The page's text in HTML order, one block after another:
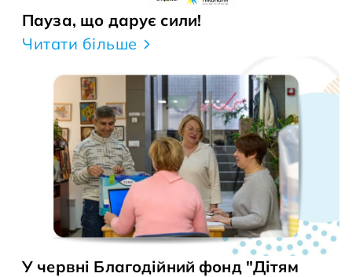
Пауза, що дарує сили!
Читати більше
У червні Благодійний фонд "Дітям